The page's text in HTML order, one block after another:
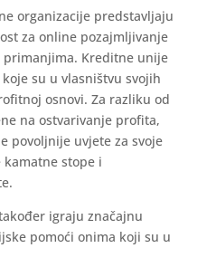
organizacije predstavljaju
za online pozajmljivanje
primanjima. Kreditne unije
su u vlasništvu svojih
osnovi. Za razliku od
na ostvarivanje profita,
povoljnije uvjete za svoje
stope i
igraju značajnu
pomoći onima koji su u